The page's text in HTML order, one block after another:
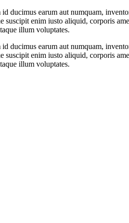
ducimus earum aut numquam,
suscipit enim iusto aliquid, corporis
illum voluptates.
ducimus earum aut numquam,
suscipit enim iusto aliquid, corporis
illum voluptates.